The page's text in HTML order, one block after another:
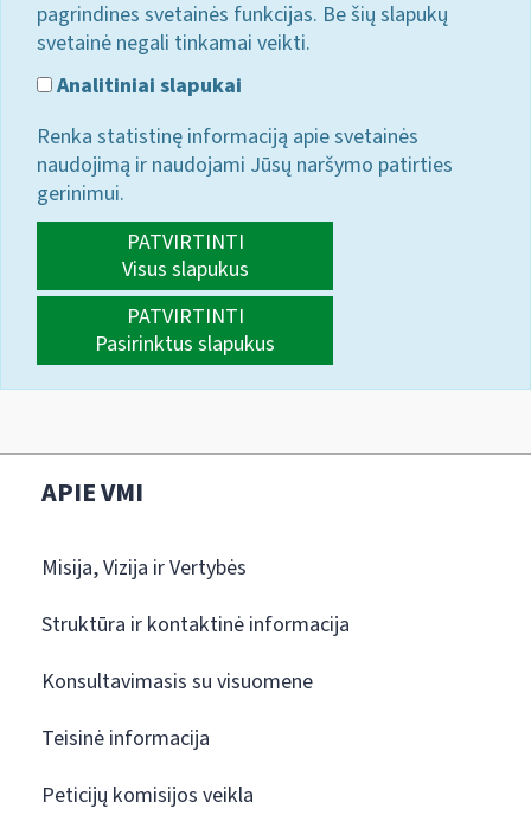
pagrindines svetainės funkcijas. Be šių slapukų
svetainė negali tinkamai veikti.
Analitiniai slapukai
Renka statistinę informaciją apie svetainės
naudojimą ir naudojami Jūsų naršymo patirties
gerinimui.
PATVIRTINTI
Visus slapukus
PATVIRTINTI
Pasirinktus slapukus
APIE VMI
Misija, Vizija ir Vertybės
Struktūra ir kontaktinė informacija
Konsultavimasis su visuomene
Teisinė informacija
Peticijų komisijos veikla